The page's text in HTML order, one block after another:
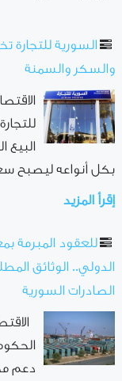
السورية للتجارة
والسكر والسمنة
البيع
بكل أنواعه ليصبح
إقرأ المزيد
للعقود
الدولي.. الوثائق
الصادرات السورية
دعم